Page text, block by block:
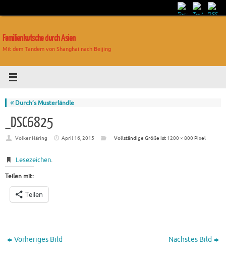
Familienkutsche durch Asien
Mit dem Tandem von Shanghai nach Beijing
«Durch’s Musterländle
_DSC6825
Volker Häring April 16, 2015 Vollständige Größe ist 1200 × 800 Pixel
Lesezeichen.
Teilen mit:
Teilen
Vorheriges Bild Nächstes Bild